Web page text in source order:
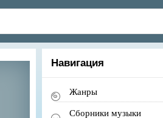
Навигация
Жанры
Сборники музыки